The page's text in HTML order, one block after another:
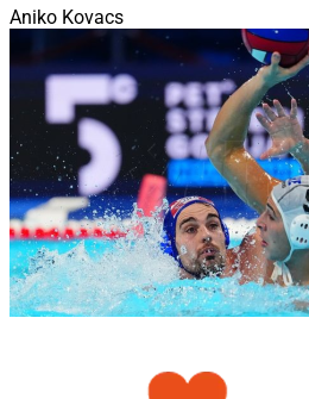
Aniko Kovacs